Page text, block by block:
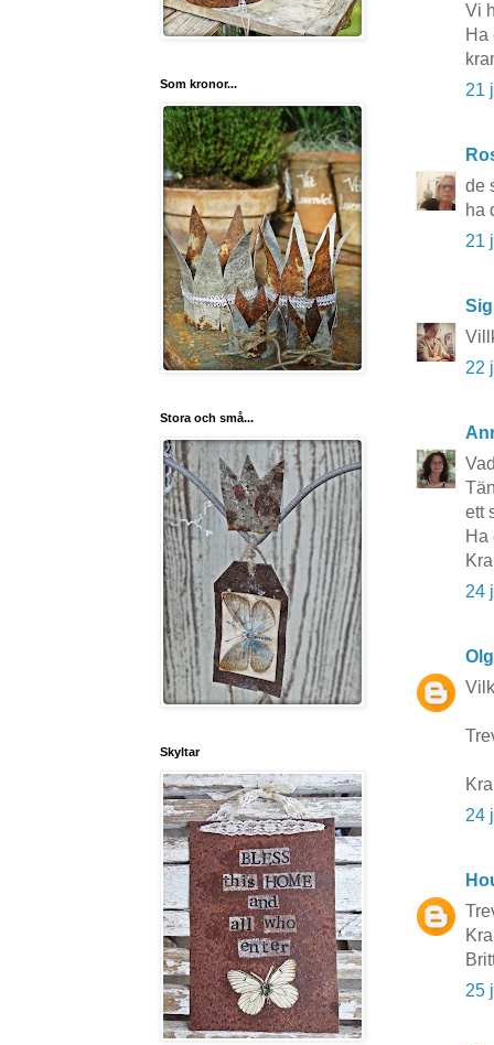
Vi
Ha
21
de
ha
21
22
ett
Ha
24
24
25
Som kronor...
Stora och små...
Skyltar